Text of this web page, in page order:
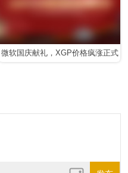
微软国庆献礼，XGP价格疯涨正式